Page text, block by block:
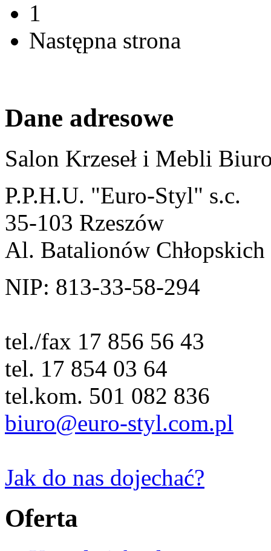
1
Następna strona
Dane adresowe
Salon Krzeseł i Mebli
P.P.H.U. "Euro-Styl" s.c.
35-103 Rzeszów
Al. Batalionów
NIP: 813-33-58-294
tel./fax 17 856 56 43
tel. 17 854 03 64
tel.kom. 501 082 836
biuro@euro-styl.com.pl
Jak do nas dojechać?
Oferta